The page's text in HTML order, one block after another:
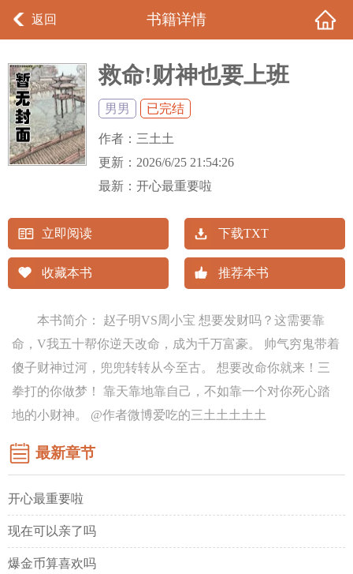
返回 书籍详情
救命!财神也要上班
男男 已完结
作者： 三土土
更新： 2026/6/25 21:54:26
最新： 开心最重要啦
立即阅读 下载TXT
收藏本书 推荐本书
本书简介： 赵子明VS周小宝 想要发财吗？这需要靠
命，V我五十帮你逆天改命，成为千万富豪。 帅气穷鬼带着
傻子财神过河，兜兜转转从今至古。 想要改命你就来！三
拳打的你做梦！ 靠天靠地靠自己，不如靠一个对你死心踏
地的小财神。 @作者微博爱吃的三土土土土土
最新章节
开心最重要啦
现在可以亲了吗
爆金币算喜欢吗